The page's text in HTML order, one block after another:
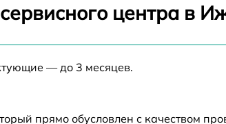
от 60 мин
от 60 мин
центра в
— до 3 месяцев.
прямо обусловлен с качеством